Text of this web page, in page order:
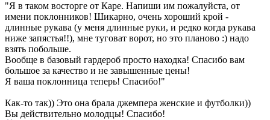
"Я в таком восторге от Каре. Напиши им пожалуйста, от
имени поклонников! Шикарно, очень хороший крой -
длинные рукава (у меня длинные руки, и редко когда рукава
ниже запястья!!), мне туговат ворот, но это планово :) надо
взять побольше.
Вообще в базовый гардероб просто находка! Спасибо вам
большое за качество и не завышенные цены!
Я ваша поклонница теперь! Спасибо!"
Как-то так)) Это она брала джемпера женские и футболки))
Вы действительно молодцы! Спасибо!